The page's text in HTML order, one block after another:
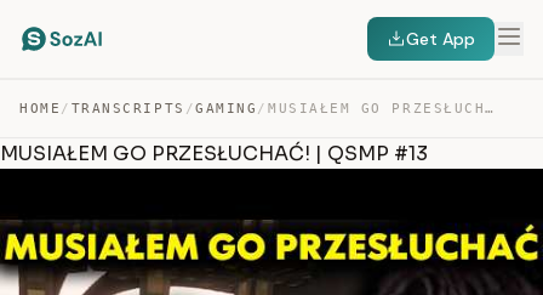
Get App
HOME / TRANSCRIPTS /GAMING / MUSIAŁEM GO PRZESŁUCHAĆ! | QSMP #13 — TRANSCRIPT
MUSIAŁEM GO PRZESŁUCHAĆ! | QSMP #13